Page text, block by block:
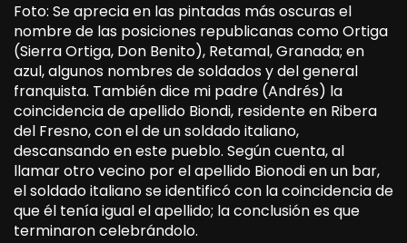
Foto: Se aprecia en las pintadas más oscuras el
nombre de las posiciones republicanas como Ortiga
(Sierra Ortiga, Don Benito), Retamal, Granada; en
azul, algunos nombres de soldados y del general
franquista. También dice mi padre (Andrés) la
coincidencia de apellido Biondi, residente en Ribera
del Fresno, con el de un soldado italiano,
descansando en este pueblo. Según cuenta, al
llamar otro vecino por el apellido Bionodi en un bar,
el soldado italiano se identificó con la coincidencia de
que él tenía igual el apellido; la conclusión es que
terminaron celebrándolo.